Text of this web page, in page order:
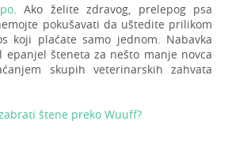
. Ako želite zdravog, prelepog psa
pokušavati da uštedite prilikom
koji plaćate samo jednom. Nabavka
epanjel šteneta za nešto manje novca
skupih veterinarskih zahvata
štene preko Wuuff?